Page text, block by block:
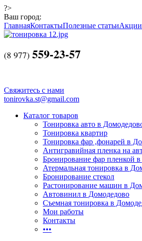
?>
Ваш город:
ГлавнаяКонтактыПолезные статьиАкции
(8 977) 559-23-57
Свяжитесь с нами
tonirovka.st@gmail.com
Каталог товаров
Тонировка авто в
Тонировка квартир
Тонировка фар ,фонарей в
Антигравийная пленка на
Бронирование фар пленкой
Атермальная тонировка в
Бронирование стекол
Растонирование машин в
Автовинил в Домодедово
Съемная тонировка в
Мои работы
Контакты
•••